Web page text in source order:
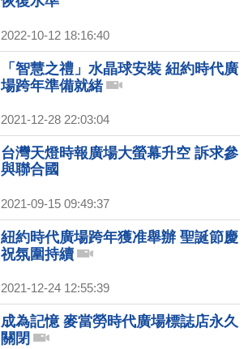
2022-10-12 18:16:40
「智慧之禮」水晶球安裝 紐約時代廣
場跨年準備就緒
2021-12-28 22:03:04
台灣天燈時報廣場大螢幕升空 訴求參
與聯合國
2021-09-15 09:49:37
紐約時代廣場跨年獲准舉辦 聖誕節慶
祝氛圍持續
2021-12-24 12:55:39
成為記憶 麥當勞時代廣場標誌店永久
關閉